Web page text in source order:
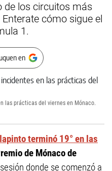
de los circuitos más
cómo sigue el
1.
en
las prácticas del viernes en Mónaco.
terminó 19° en las
de Mónaco de
donde se comenzó a